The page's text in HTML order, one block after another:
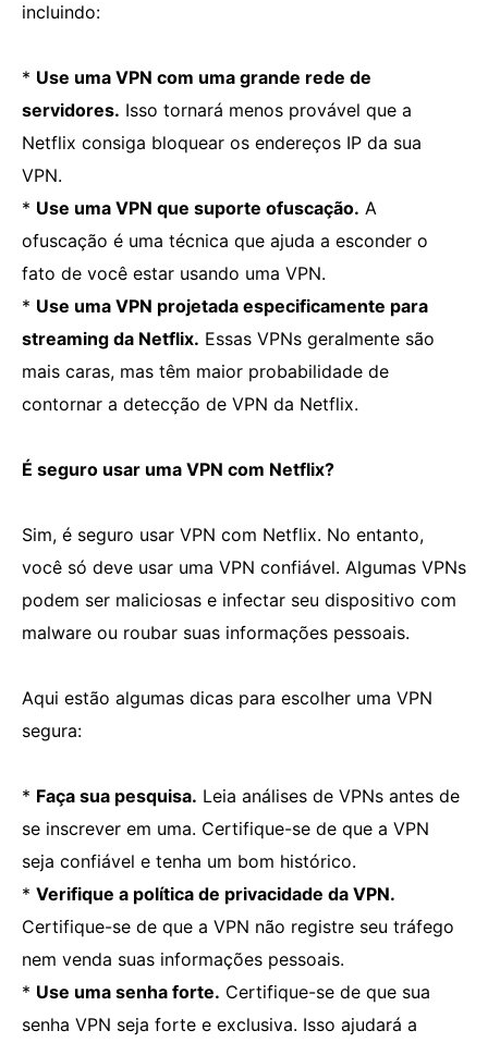
incluindo:
* Use uma VPN com uma grande rede de
servidores. Isso tornará menos provável que a
Netflix consiga bloquear os endereços IP da sua
VPN.
* Use uma VPN que suporte ofuscação. A
ofuscação é uma técnica que ajuda a esconder o
fato de você estar usando uma VPN.
* Use uma VPN projetada especificamente para
streaming da Netflix. Essas VPNs geralmente são
mais caras, mas têm maior probabilidade de
contornar a detecção de VPN da Netflix.
É seguro usar uma VPN com Netflix?
Sim, é seguro usar VPN com Netflix. No entanto,
você só deve usar uma VPN confiável. Algumas VPNs
podem ser maliciosas e infectar seu dispositivo com
malware ou roubar suas informações pessoais.
Aqui estão algumas dicas para escolher uma VPN
segura:
* Faça sua pesquisa. Leia análises de VPNs antes de
se inscrever em uma. Certifique-se de que a VPN
seja confiável e tenha um bom histórico.
* Verifique a política de privacidade da VPN.
Certifique-se de que a VPN não registre seu tráfego
nem venda suas informações pessoais.
* Use uma senha forte. Certifique-se de que sua
senha VPN seja forte e exclusiva. Isso ajudará a